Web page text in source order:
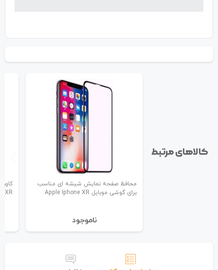
کالاهای مرتبط
محافظ صفحه نمایش شیشه ای مناسب
برای گوشی موبایل Apple Iphone XR
نا‌موجود
XR